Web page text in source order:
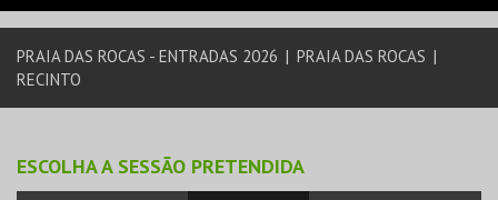
EVENTOS
CARTÕES
PRAIA DAS ROCAS - ENTRADAS 2026 | PRAIA DAS ROCAS |
RECINTO
ESCOLHA A SESSÃO PRETENDIDA